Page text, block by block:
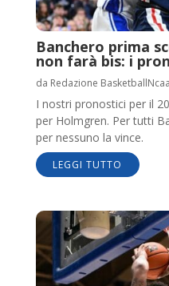
Banchero prima
non farà bis: i
da Redazione BasketballNcaa
I nostri pronostici per il
per Holmgren. Per tutti
per nessuno la vince.
LEGGI TUTTO